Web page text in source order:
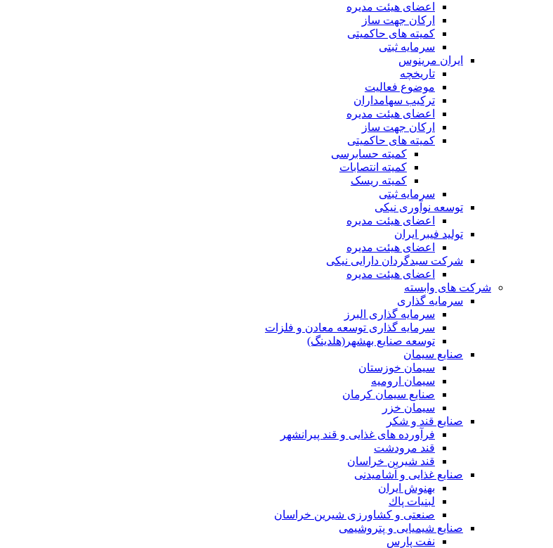
اعضای هیئت مدیره
ارکان جهت ساز
کمیته های حاکمیتی
سرمایه ثبتی
ایران مرینوس
تاریخچه
موضوع فعالیت
ترکیب سهامداران
اعضای هیئت مدیره
ارکان جهت ساز
کمیته های حاکمیتی
کمیته حسابرسی
کمیته انتصابات
کمیته ریسک
سرمایه ثبتی
توسعه نوآوری نیکی
اعضای هیئت مدیره
تولید فیبر ایران
اعضای هیئت مدیره
شرکت سبدگردان دارایی نیکی
اعضای هیئت مدیره
شرکت های وابسته
سرمایه گذاری
سرمایه گذاری البرز
سرمایه گذاری توسعه معادن و فلزات
توسعه‌ صنایع‌ بهشهر(هلدینگ)
صنایع سیمان
سیمان خوزستان
سیمان ارومیه
صنایع سیمان کرمان
سیمان خزر
صنایع قند و شکر
فرآورده های غذایی و قند پیرانشهر
قند مرودشت
قند شیرین خراسان
صنایع غذايی و آشاميدنی
بهنوش ایران
لبنيات پاك
صنعتی و کشاورزی شیرین خراسان
صنایع شیمیایی و پتروشیمی
نفت پارس